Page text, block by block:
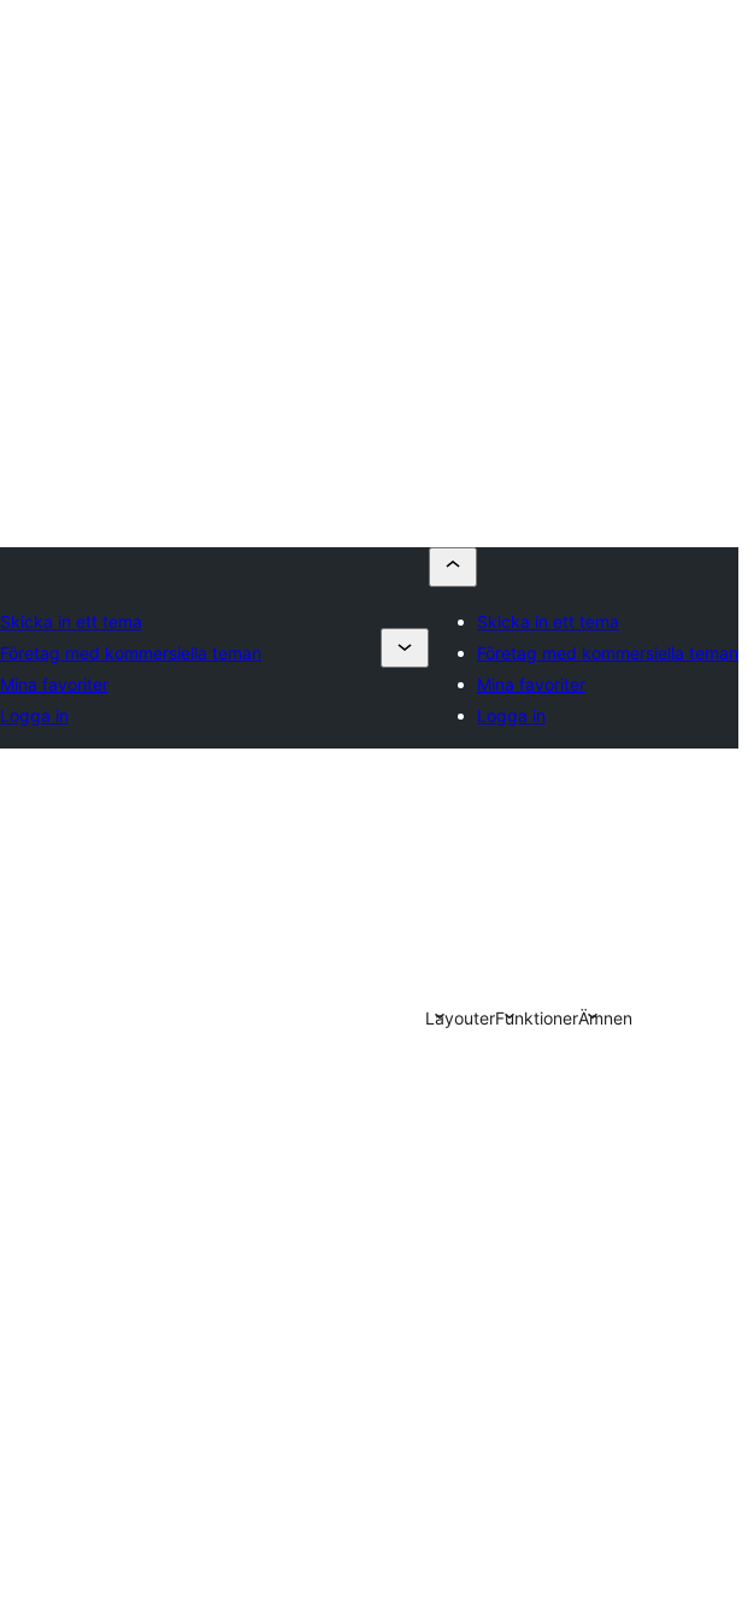
Skicka in ett tema
Företag med kommersiella teman
Mina favoriter
Logga in
Skicka in ett tema
Företag med kommersiella teman
Mina favoriter
Logga in
LayouterFunktionerÄmnen